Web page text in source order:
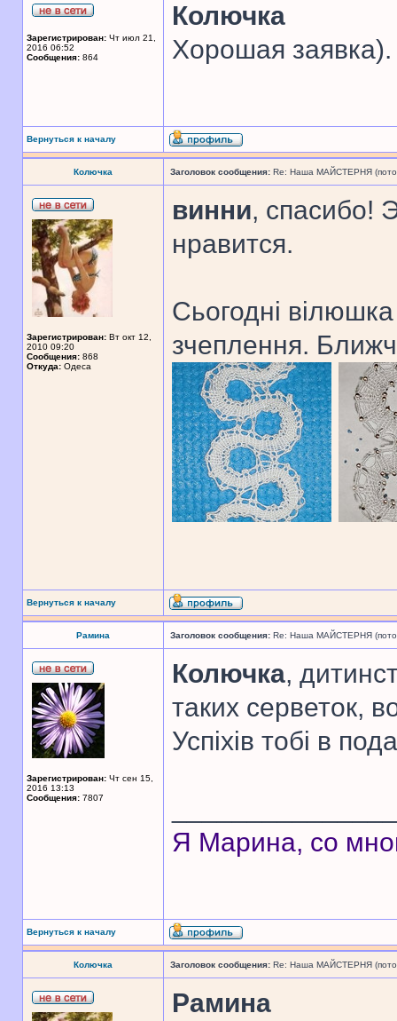
Зарегистрирован: Чт июл 21,
2016 06:52
Сообщения: 864
Колючка
Хорошая заявка).
Вернуться к началу
Колючка Заголовок сообщения: Re: Наша МАЙСТЕРНЯ
Зарегистрирован: Вт окт 12,
2010 09:20
Сообщения: 868
Откуда: Одеса
винни, спасибо!
нравится.
Сьогодні
зчеплення.
Вернуться к началу
Рамина Заголовок сообщения: Re: Наша МАЙСТЕРНЯ
Зарегистрирован: Чт сен 15,
2016 13:13
Сообщения: 7807
Колючка,
таких серветок,
Успіхів тобі в
Я Марина, со
Вернуться к началу
Колючка Заголовок сообщения: Re: Наша МАЙСТЕРНЯ
Рамина